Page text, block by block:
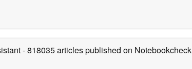
- 818035 articles published on Notebookcheck